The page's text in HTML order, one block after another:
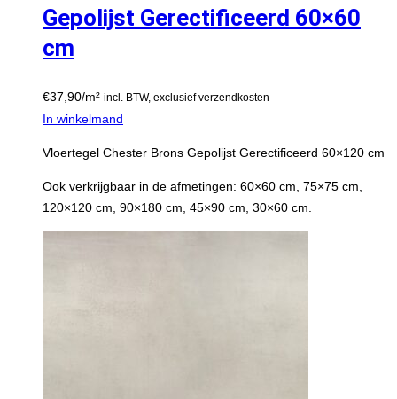
Gepolijst Gerectificeerd 60×60
cm
€37,90/m² incl. BTW, exclusief verzendkosten
In winkelmand
Vloertegel Chester Brons Gepolijst Gerectificeerd 60×120 cm
Ook verkrijgbaar in de afmetingen: 60×60 cm, 75×75 cm,
120×120 cm, 90×180 cm, 45×90 cm, 30×60 cm.